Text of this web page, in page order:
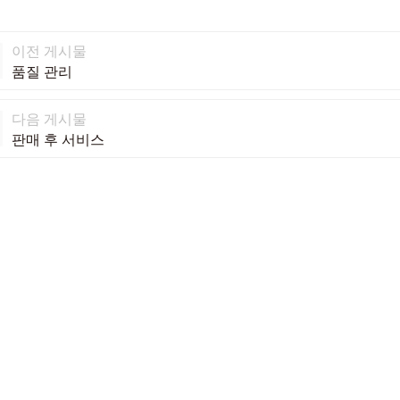
이전 게시물
품질 관리
다음 게시물
판매 후 서비스